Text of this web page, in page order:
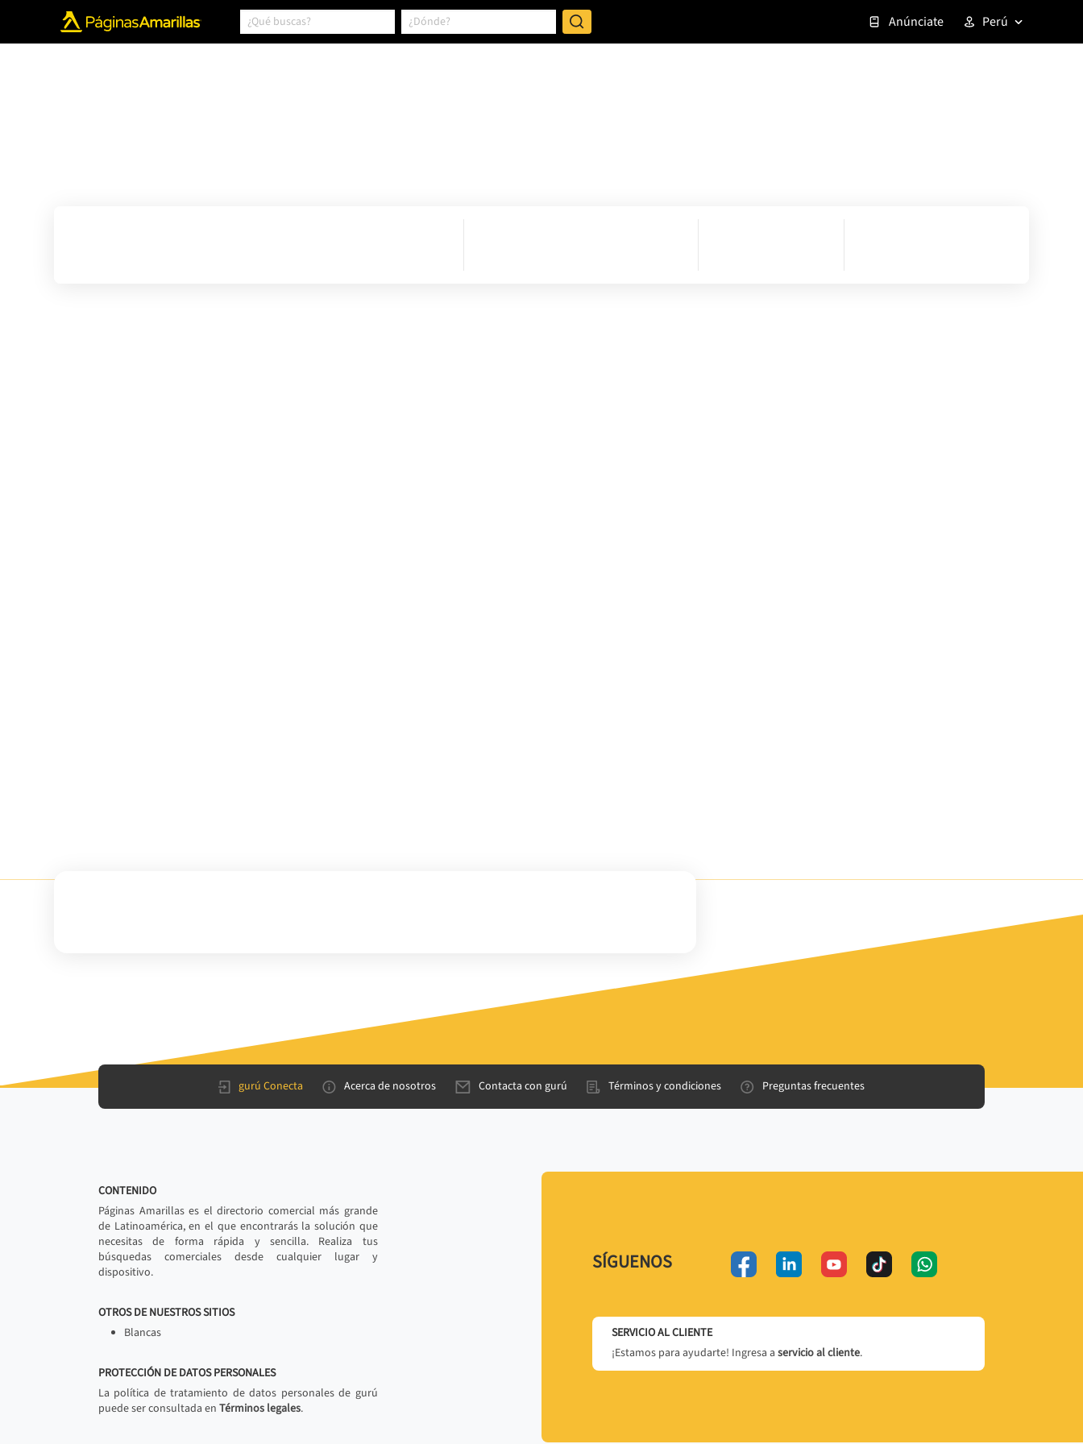
Anúnciate Perú
gurú Conecta Acerca de nosotros Contacta con gurú Términos y condiciones Preguntas frecuentes
CONTENIDO
Páginas Amarillas es el directorio comercial más grande
de Latinoamérica, en el que encontrarás la solución que
necesitas de forma rápida y sencilla. Realiza tus
búsquedas comerciales desde cualquier lugar y
dispositivo.
OTROS DE NUESTROS SITIOS
Blancas
PROTECCIÓN DE DATOS PERSONALES
La política de tratamiento de datos personales de gurú
puede ser consultada en Términos legales.
SÍGUENOS
SERVICIO AL CLIENTE
¡Estamos para ayudarte! Ingresa a servicio al cliente.